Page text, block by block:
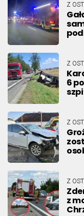
Z
Z
6
Z
Z
z